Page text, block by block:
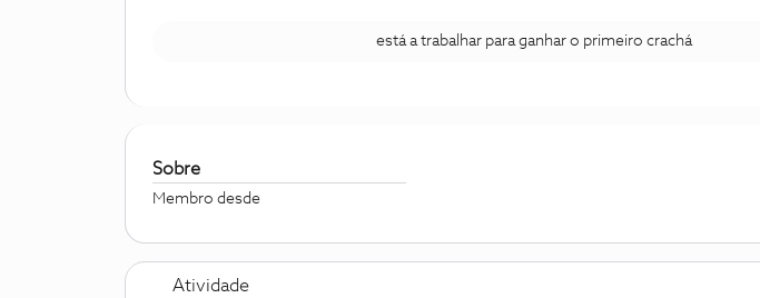
está a trabalhar para ganhar o primeiro crachá
Sobre
Membro desde
Atividade